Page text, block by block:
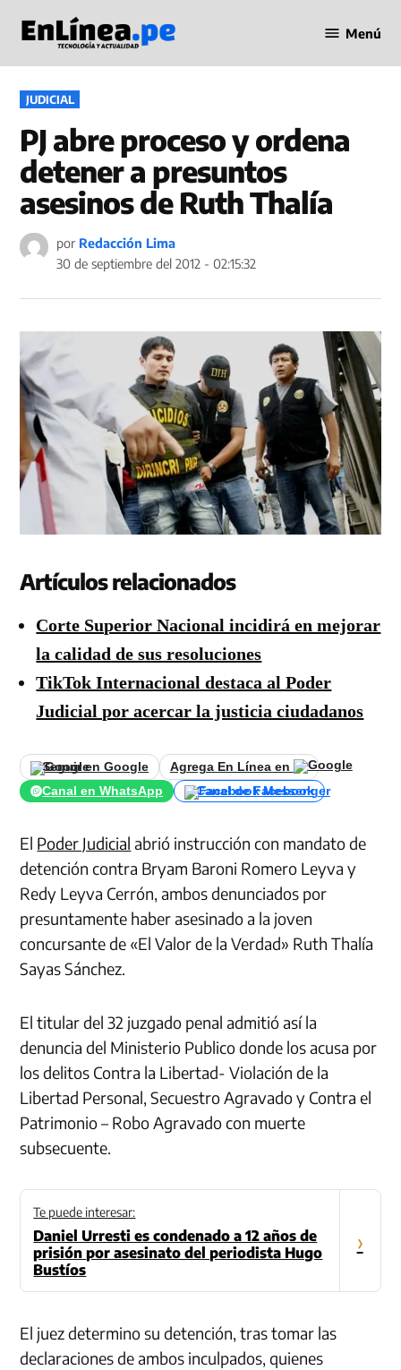
contenido
en Línea
Menú
PUBLICADO
EN
JUDICIAL
PJ abre proceso y ordena
detener a presuntos
asesinos de Ruth Thalía
por Redacción Lima
30 de septiembre del 2012 - 02:15:32
Artículos relacionados
Corte Superior Nacional incidirá en mejorar
la calidad de sus resoluciones
TikTok Internacional destaca al Poder
Judicial por acercar la justicia ciudadanos
Seguir en Google
Agrega En Línea en
Canal en WhatsApp
Canal de Facebook
El Poder Judicial abrió instrucción con mandato de
detención contra Bryam Baroni Romero Leyva y
Redy Leyva Cerrón, ambos denunciados por
presuntamente haber asesinado a la joven
concursante de «El Valor de la Verdad» Ruth Thalía
Sayas Sánchez.
El titular del 32 juzgado penal admitió así la
denuncia del Ministerio Publico donde los acusa por
los delitos Contra la Libertad- Violación de la
Libertad Personal, Secuestro Agravado y Contra el
Patrimonio – Robo Agravado con muerte
subsecuente.
Te puede interesar:
Daniel Urresti es condenado a 12 años de
prisión por asesinato del periodista Hugo
Bustíos
›
El juez determino su detención, tras tomar las
declaraciones de ambos inculpados, quienes